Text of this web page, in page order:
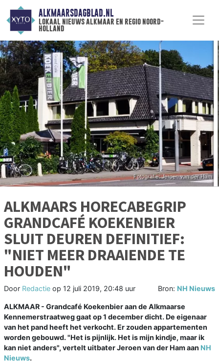
ALKMAARSDAGBLAD.NL
lokaal nieuws alkmaar en regio noord-
holland
ALKMAARS HORECABEGRIP
GRANDCAFÉ KOEKENBIER
SLUIT DEUREN DEFINITIEF:
"NIET MEER DRAAIENDE TE
HOUDEN"
Door Redactie op 12 juli 2019, 20:48 uur Bron: NH Nieuws
ALKMAAR - Grandcafé Koekenbier aan de Alkmaarse
Kennemerstraatweg gaat op 1 december dicht. De eigenaar
van het pand heeft het verkocht. Er zouden appartementen
worden gebouwd. "Het is pijnlijk. Het is mijn kindje, maar ik
kan niet anders", vertelt uitbater Jeroen van der Ham aan NH
Nieuws.